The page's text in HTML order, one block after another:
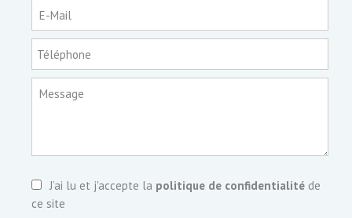
E-Mail
Téléphone
Message
J’ai lu et j'accepte la politique de confidentialité de
ce site